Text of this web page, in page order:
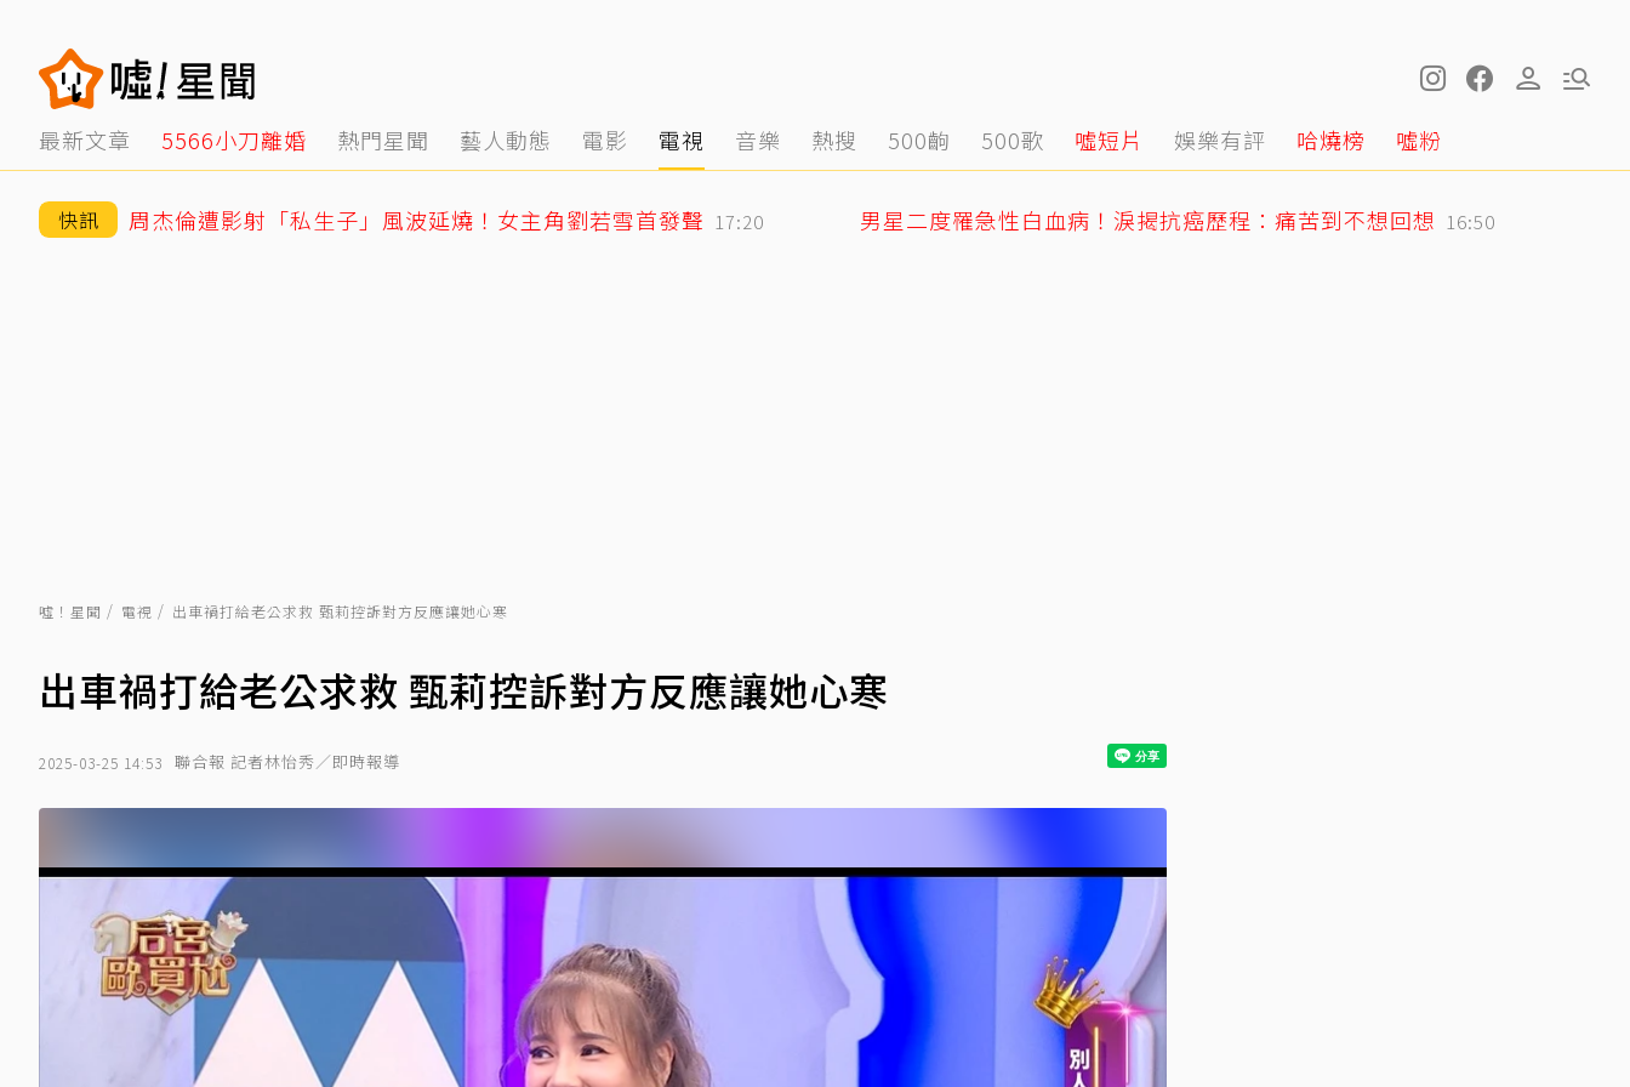
最新文章 5566小刀離婚 熱門星聞 藝人動態 電影 電視 音樂 熱搜 500齣 500歌 噓短片 娛樂有評 哈燒榜 噓粉
快訊 周杰倫遭影射「私生子」風波延燒！女主角劉若雪首發聲 17:20 男星二度罹急性白血病！淚揭抗癌歷程：痛苦到不想回想 16:50
噓！星聞 電視 出車禍打給老公求救 甄莉控訴對方反應讓她心寒
出車禍打給老公求救 甄莉控訴對方反應讓她心寒
2025-03-25 14:53 聯合報 記者林怡秀／即時報導